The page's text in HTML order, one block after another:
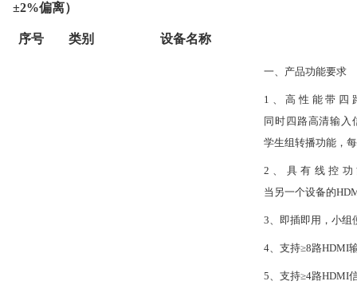
±2%偏离）
序号 类别 设备名称
一、产品功能要求
1、高性能带四
同时四路高清输
学生组转播功能，
2 、具有线控
当另一个设备的
3、 即插即用，小组
4、支持≥8路HDMI
5、支持≥4路HDMI